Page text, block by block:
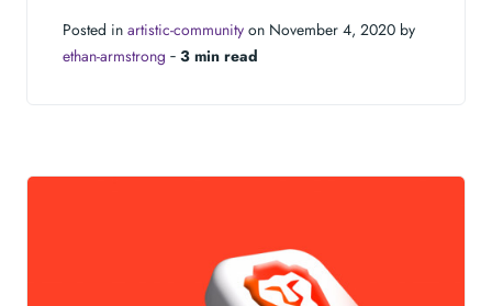
Posted in artistic-community on November 4, 2020 by
ethan-armstrong ‐ 3 min read